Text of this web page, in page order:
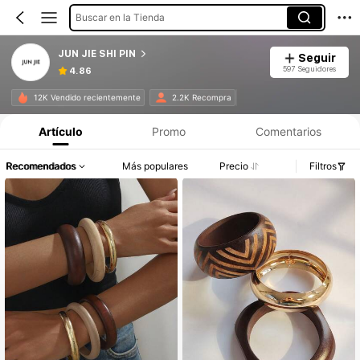
Buscar en la Tienda
JUN JIE SHI PIN
4.86
Seguir
597 Seguidores
12K Vendido recientemente 2.2K Recompra
Artículo Promo Comentarios
Recomendados Más populares Precio Filtros